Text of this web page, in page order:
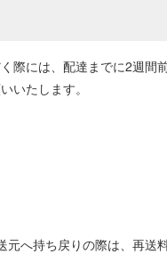
際には、配達までに2週
いたします。
へ持ち戻りの際は、再送